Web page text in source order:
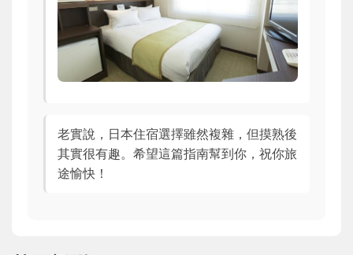
老實說，日本住宿選擇雖然複雜，但摸熟後
其實很有趣。希望這篇指南幫到你，祝你旅
途愉快！